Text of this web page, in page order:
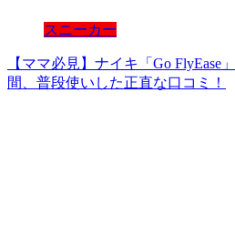
スニーカー
【ママ必見】ナイキ「Go FlyEase
間、普段使いした正直な口コミ！